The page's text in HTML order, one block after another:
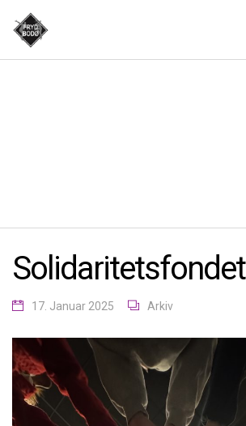
Solidaritetsfondet
17. Januar 2025 Arkiv